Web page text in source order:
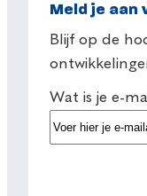
Meld je aan
Blijf op de
Wat is je e-